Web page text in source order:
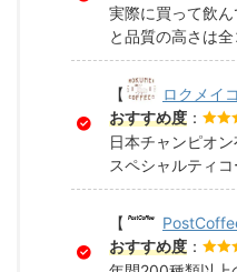
実際に買って飲
と品質の高さは全
【 ロクメイ
おすすめ度 ：
日本チャンピオ
スペシャルティ
【
おすすめ度 ：